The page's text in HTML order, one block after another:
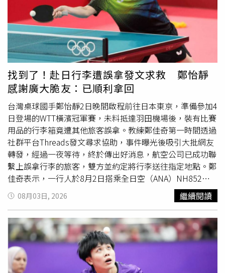
找到了！赴日行李遭誤拿發文求救 鄭怡靜
感謝廣大脆友：已順利拿回
台灣桌球國手鄭怡靜2日晚間啟程前往日本東京，準備參加4
日登場的WTT橫濱冠軍賽，未料抵達羽田機場後，裝有比賽
用品的行李箱竟遭其他旅客誤拿。教練鄭佳奇第一時間透過
社群平台Threads發文尋求協助，事件曝光後吸引大批網友
轉發，經過一夜等待，終於傳出好消息，航空公司已成功聯
繫上誤拿行李的旅客，雙方並約定將行李送往指定地點。鄭
佳奇表示，一行人於8月2日搭乘全日空（ANA）NH852航
班，從台北松山機場飛往東京羽田機場，抵達後才發現一名
黃姓旅客誤拿了球隊的行李箱，由於箱內裝有重要比賽用
品，因此緊急在Threads發文，希望對方看到後能盡快聯
繫。貼文曝光後迅速引發關注，累積超過91萬人次瀏覽，並
吸引超過4萬人按讚。由於遲遲無法取得聯繫，鄭佳奇當天
深夜再度更新近況表示，航空公司已協助撥打電話聯絡該名
黃姓旅客，但對方一直沒有接聽，也尚未領回自己的行李
08月03日, 2026 繼續閱讀